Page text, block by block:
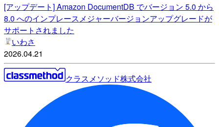
[アップデート] Amazon DocumentDB でバージョン 5.0 から
8.0 へのインプレースメジャーバージョンアップグレードが
サポートされました
いわさ
2026.04.21
クラスメソッド株式会社